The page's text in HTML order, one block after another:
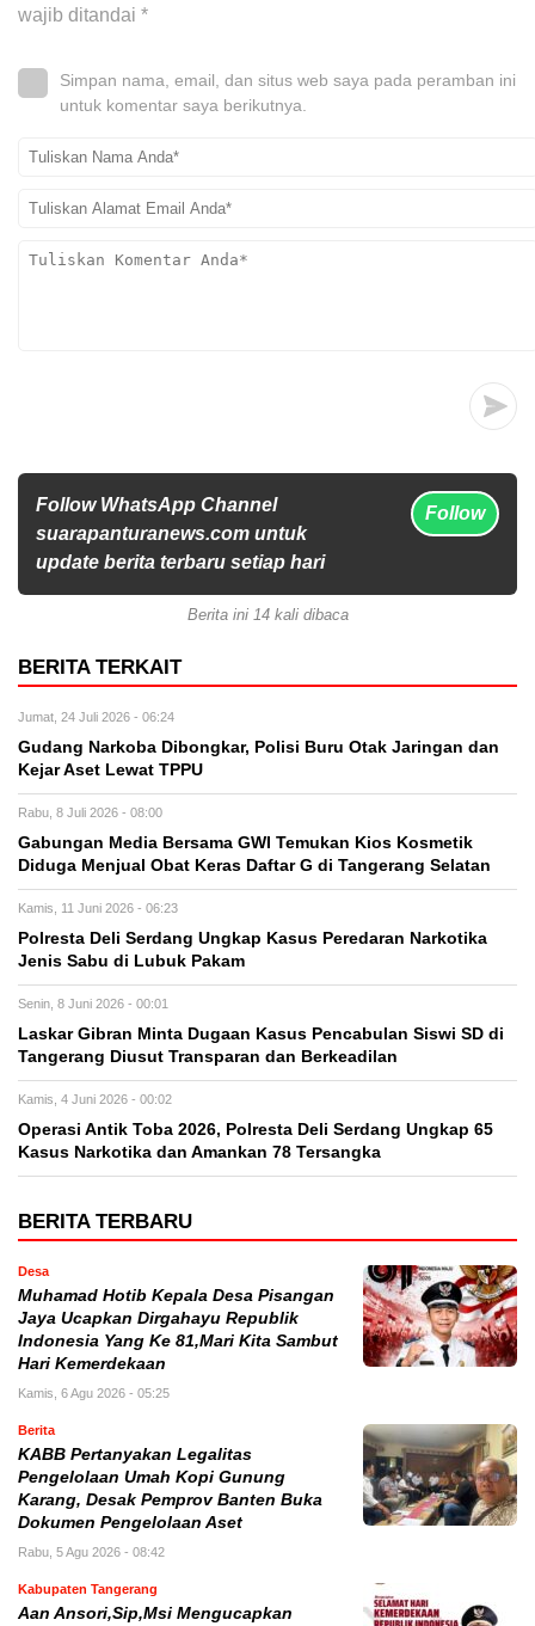
wajib ditandai *
Simpan nama, email, dan situs web saya pada peramban ini
untuk komentar saya berikutnya.
Follow WhatsApp Channel
suarapanturanews.com untuk
update berita terbaru setiap hari
Follow
Berita ini 14 kali dibaca
BERITA TERKAIT
Jumat, 24 Juli 2026 - 06:24
Gudang Narkoba Dibongkar, Polisi Buru Otak Jaringan dan
Kejar Aset Lewat TPPU
Rabu, 8 Juli 2026 - 08:00
Gabungan Media Bersama GWI Temukan Kios Kosmetik
Diduga Menjual Obat Keras Daftar G di Tangerang Selatan
Kamis, 11 Juni 2026 - 06:23
Polresta Deli Serdang Ungkap Kasus Peredaran Narkotika
Jenis Sabu di Lubuk Pakam
Senin, 8 Juni 2026 - 00:01
Laskar Gibran Minta Dugaan Kasus Pencabulan Siswi SD di
Tangerang Diusut Transparan dan Berkeadilan
Kamis, 4 Juni 2026 - 00:02
Operasi Antik Toba 2026, Polresta Deli Serdang Ungkap 65
Kasus Narkotika dan Amankan 78 Tersangka
BERITA TERBARU
Desa
Muhamad Hotib Kepala Desa Pisangan
Jaya Ucapkan Dirgahayu Republik
Indonesia Yang Ke 81,Mari Kita Sambut
Hari Kemerdekaan
Kamis, 6 Agu 2026 - 05:25
Berita
KABB Pertanyakan Legalitas
Pengelolaan Umah Kopi Gunung
Karang, Desak Pemprov Banten Buka
Dokumen Pengelolaan Aset
Rabu, 5 Agu 2026 - 08:42
Kabupaten Tangerang
Aan Ansori,Sip,Msi Mengucapkan